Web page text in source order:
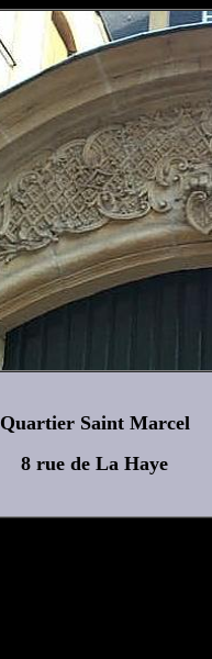
Quartier Saint Marcel
8 rue de La Haye